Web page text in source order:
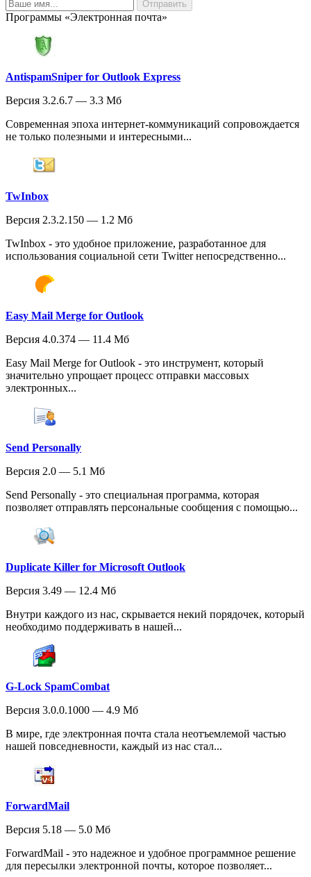
Программы «Электронная почта»
AntispamSniper for Outlook Express
Версия 3.2.6.7 — 3.3 Мб
Современная эпоха интернет-коммуникаций сопровождается
не только полезными и интересными...
TwInbox
Версия 2.3.2.150 — 1.2 Мб
TwInbox - это удобное приложение, разработанное для
использования социальной сети Twitter непосредственно...
Easy Mail Merge for Outlook
Версия 4.0.374 — 11.4 Мб
Easy Mail Merge for Outlook - это инструмент, который
значительно упрощает процесс отправки массовых
электронных...
Send Personally
Версия 2.0 — 5.1 Мб
Send Personally - это специальная программа, которая
позволяет отправлять персональные сообщения с помощью...
Duplicate Killer for Microsoft Outlook
Версия 3.49 — 12.4 Мб
Внутри каждого из нас, скрывается некий порядочек, который
необходимо поддерживать в нашей...
G-Lock SpamCombat
Версия 3.0.0.1000 — 4.9 Мб
В мире, где электронная почта стала неотъемлемой частью
нашей повседневности, каждый из нас стал...
ForwardMail
Версия 5.18 — 5.0 Мб
ForwardMail - это надежное и удобное программное решение
для пересылки электронной почты, которое позволяет...